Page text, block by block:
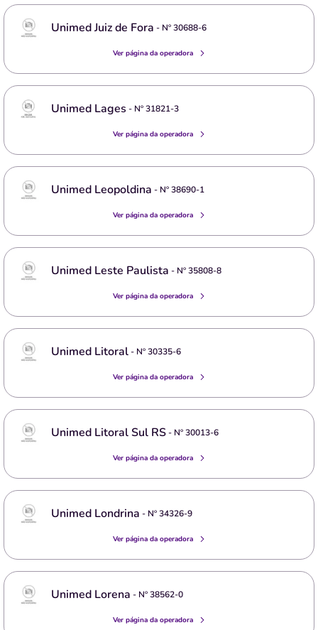
Unimed Juiz de Fora - Nº30688-6
Ver página da operadora
Unimed Lages - Nº31821-3
Ver página da operadora
Unimed Leopoldina - Nº38690-1
Ver página da operadora
Unimed Leste Paulista - Nº35808-8
Ver página da operadora
Unimed Litoral- Nº30335-6
Ver página da operadora
Unimed Litoral Sul RS- Nº30013-6
Ver página da operadora
Unimed Londrina - Nº34326-9
Ver página da operadora
Unimed Lorena - Nº38562-0
Ver página da operadora